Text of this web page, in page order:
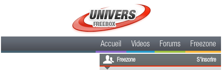
Accueil Videos Forums Freezone
Freezone S'inscrire